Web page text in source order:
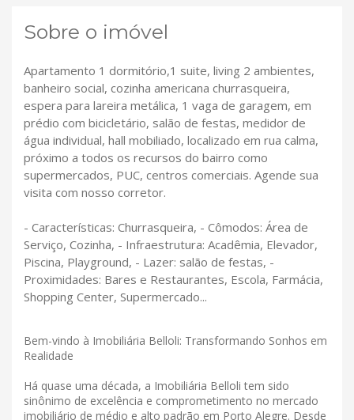
Sobre o imóvel
Apartamento 1 dormitório,1 suite, living 2 ambientes,
banheiro social, cozinha americana churrasqueira,
espera para lareira metálica, 1 vaga de garagem, em
prédio com bicicletário, salão de festas, medidor de
água individual, hall mobiliado, localizado em rua calma,
próximo a todos os recursos do bairro como
supermercados, PUC, centros comerciais. Agende sua
visita com nosso corretor.
- Características: Churrasqueira, - Cômodos: Área de
Serviço, Cozinha, - Infraestrutura: Acadêmia, Elevador,
Piscina, Playground, - Lazer: salão de festas, -
Proximidades: Bares e Restaurantes, Escola, Farmácia,
Shopping Center, Supermercado...
Bem-vindo à Imobiliária Belloli: Transformando Sonhos em
Realidade
Há quase uma década, a Imobiliária Belloli tem sido
sinônimo de excelência e comprometimento no mercado
imobiliário de médio e alto padrão em Porto Alegre. Desde